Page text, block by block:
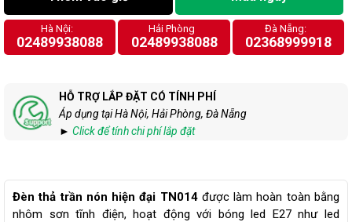
Hà Nội:
02489938088
Hải Phòng
02489938088
Đà Nẵng:
02368999918
HỖ TRỢ LẮP ĐẶT CÓ TÍNH PHÍ
Áp dụng tại Hà Nội, Hải Phòng, Đà Nẵng
► Click để tính chi phí lắp đặt
Đèn thả trần nón hiện đại TN014 được làm hoàn toàn bằng
nhôm sơn tĩnh điện, hoạt động với bóng led E27 như led